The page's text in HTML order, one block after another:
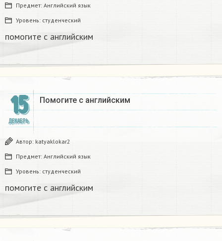
Предмет: Английский язык
Уровень: студенческий
помогите с английским
15
ДЕКАБРЬ
Помогите с английским
Автор: katyaklokar2
Предмет: Английский язык
Уровень: студенческий
помогите с английским